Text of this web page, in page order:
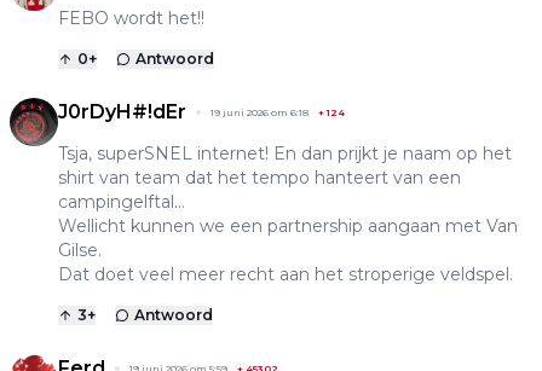
FEBO wordt het!!
0+ Antwoord
J0rDyH#!dEr 19 juni 2026 om 6:18 +124
Tsja, superSNEL internet! En dan prijkt je naam op het
shirt van team dat het tempo hanteert van een
campingelftal…
Wellicht kunnen we een partnership aangaan met Van
Gilse.
Dat doet veel meer recht aan het stroperige veldspel.
3+ Antwoord